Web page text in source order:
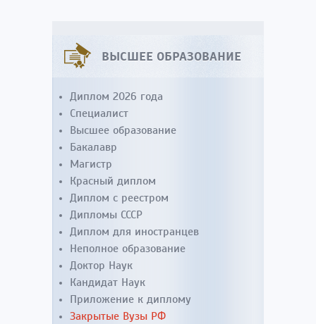
ВЫСШЕЕ ОБРАЗОВАНИЕ
Диплом 2026 года
Специалист
Высшее образование
Бакалавр
Магистр
Красный диплом
Диплом с реестром
Дипломы СССР
Диплом для иностранцев
Неполное образование
Доктор Наук
Кандидат Наук
Приложение к диплому
Закрытые Вузы РФ